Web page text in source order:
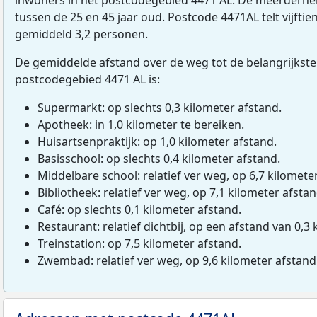
tussen de 25 en 45 jaar oud. Postcode 4471AL telt
gemiddeld 3,2 personen.
De gemiddelde afstand over de weg tot de
postcodegebied 4471 AL is:
Supermarkt: op slechts 0,3 kilometer afstand.
Apotheek: in 1,0 kilometer te bereiken.
Huisartsenpraktijk: op 1,0 kilometer afstand.
Basisschool: op slechts 0,4 kilometer afstand.
Middelbare school: relatief ver weg, op 6,7
Bibliotheek: relatief ver weg, op 7,1 kilometer
Café: op slechts 0,1 kilometer afstand.
Restaurant: relatief dichtbij, op een afstand van 0,3
Treinstation: op 7,5 kilometer afstand.
Zwembad: relatief ver weg, op 9,6 kilometer